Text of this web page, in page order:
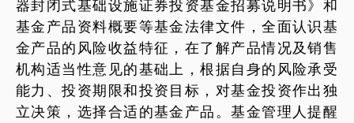
器封闭式基础设施证券投资基金招募说明书》和
基金产品资料概要等基金法律文件，全面认识基
金产品的风险收益特征，在了解产品情况及销售
机构适当性意见的基础上，根据自身的风险承受
能力、投资期限和投资目标，对基金投资作出独
立决策，选择合适的基金产品。基金管理人提醒